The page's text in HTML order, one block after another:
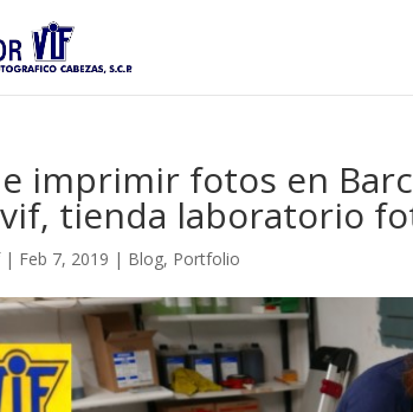
imprimir fotos en
tienda laboratorio
| Feb 7, 2019 | Blog, Portfolio